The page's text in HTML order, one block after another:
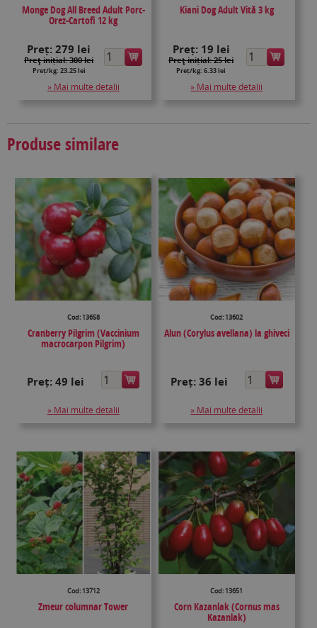
Monge Dog All Breed Adult Porc-
Orez-Cartofi 12 kg
Preț:279 lei
Preţ inițial: 300 lei
Preț/kg: 23.25 lei
» Mai multe detalii
Kiani Dog Adult Vită 3 kg
Preț: 19 lei
Preţ inițial: 25 lei
Preț/kg: 6.33 lei
» Mai multe detalii
Produse similare
Cod: 13658
Cranberry Pilgrim (Vaccinium
macrocarpon Pilgrim)
Preț:49 lei
» Mai multe detalii
Cod: 13602
Alun (Corylus avellana) la ghiveci
Preț: 36 lei
» Mai multe detalii
Cod: 13712
Zmeur columnar Tower
Cod: 13651
Corn Kazanlak (Cornus mas
Kazanlak)